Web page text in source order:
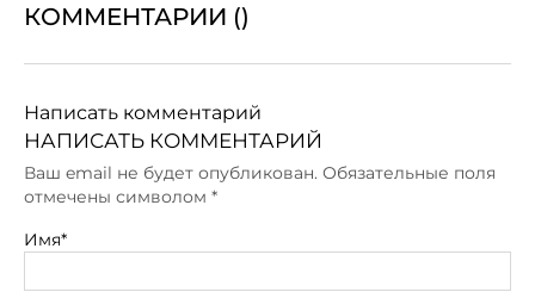
КОММЕНТАРИИ ()
Написать комментарий
НАПИСАТЬ КОММЕНТАРИЙ
Ваш email не будет опубликован. Обязательные поля
отмечены символом *
Имя*